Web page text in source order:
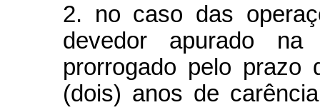
2. no caso das
devedor apurado
prorrogado pelo
(dois) anos de